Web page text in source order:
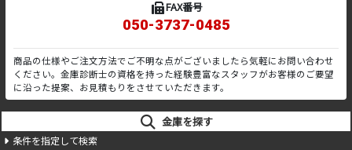
FAX番号
050-3737-0485
商品の仕様やご注文方法でご不明な点がございましたら気軽にお問い合わせ
ください。金庫診断士の資格を持った経験豊富なスタッフがお客様のご要望
に沿った提案、お見積もりをさせていただきます。
金庫を探す
条件を指定して検索